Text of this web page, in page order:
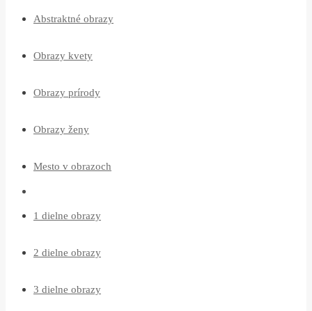
Abstraktné obrazy
Obrazy kvety
Obrazy prírody
Obrazy ženy
Mesto v obrazoch
1 dielne obrazy
2 dielne obrazy
3 dielne obrazy